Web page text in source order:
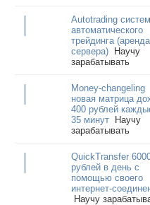
Autotrading
автоматического
трейдинга (аренда
сервера)
Научу
зарабатывать
Money-changeling
новая матрица
400 рублей
35 минут
Научу
зарабатывать
QuickTransfer
рублей в день с
помощью своего
интернет-
Научу